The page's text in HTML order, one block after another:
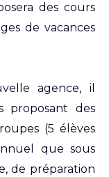
des cours
de vacances
agence, il
proposant des
(5 élèves
que sous
de préparation